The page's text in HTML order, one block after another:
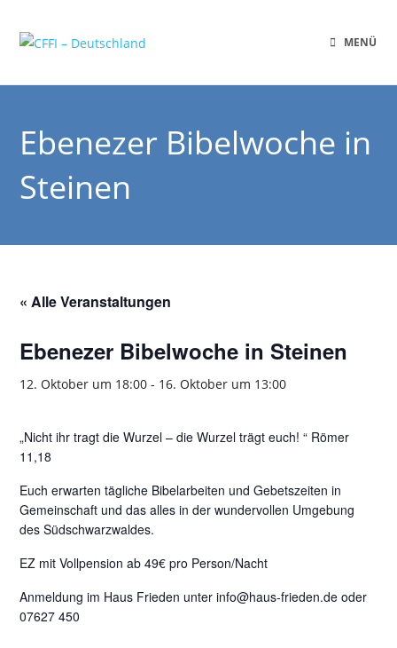
MENÜ
Ebenezer Bibelwoche in
Steinen
« Alle Veranstaltungen
Ebenezer Bibelwoche in Steinen
12. Oktober um 18:00 - 16. Oktober um 13:00
„Nicht ihr tragt die Wurzel – die Wurzel trägt euch! “ Römer
11,18
Euch erwarten tägliche Bibelarbeiten und Gebetszeiten in
Gemeinschaft und das alles in der wundervollen Umgebung
des Südschwarzwaldes.
EZ mit Vollpension ab 49€ pro Person/Nacht
Anmeldung im Haus Frieden unter info@haus-frieden.de oder
07627 450